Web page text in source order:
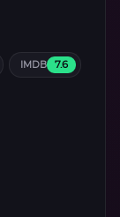
IMDB 7.6